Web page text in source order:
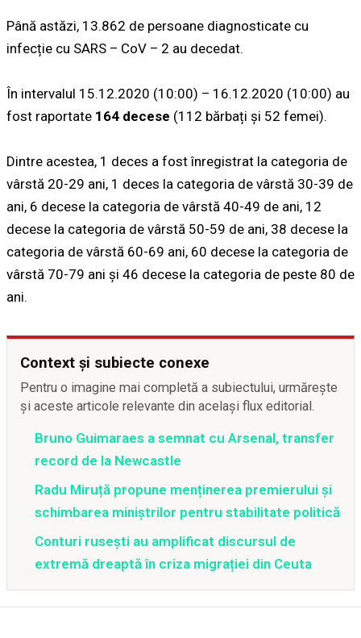
Până astăzi, 13.862 de persoane diagnosticate cu
infecție cu SARS – CoV – 2 au decedat.
În intervalul 15.12.2020 (10:00) – 16.12.2020 (10:00) au
fost raportate 164 decese (112 bărbați și 52 femei).
Dintre acestea, 1 deces a fost înregistrat la categoria de
vârstă 20-29 ani, 1 deces la categoria de vârstă 30-39 de
ani, 6 decese la categoria de vârstă 40-49 de ani, 12
decese la categoria de vârstă 50-59 de ani, 38 decese la
categoria de vârstă 60-69 ani, 60 decese la categoria de
vârstă 70-79 ani și 46 decese la categoria de peste 80 de
ani.
Context și subiecte conexe
Pentru o imagine mai completă a subiectului, urmărește
și aceste articole relevante din același flux editorial.
Bruno Guimaraes a semnat cu Arsenal, transfer
record de la Newcastle
Radu Miruță propune menținerea premierului și
schimbarea miniștrilor pentru stabilitate politică
Conturi rusești au amplificat discursul de
extremă dreaptă în criza migrației din Ceuta